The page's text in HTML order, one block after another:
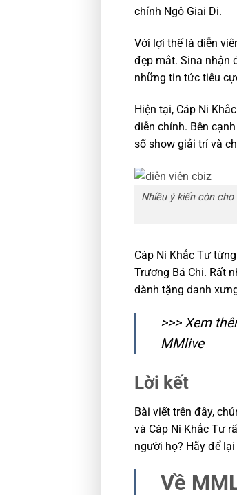
chính Ngô Giai Di.
Với lợi thế là diễn
đẹp mắt. Sina nhận
những tin tức tiêu
Hiện tại, Cáp Ni
diễn chính. Bên
số show giải trí và
Nhiều ý kiến còn
Cáp Ni Khắc Tư
Trương Bá Chi. Rất
dành tặng danh
>>> Xem
MMlive
Lời kết
Bài viết trên đây,
và Cáp Ni Khắc Tư
người họ? Hãy để
Về